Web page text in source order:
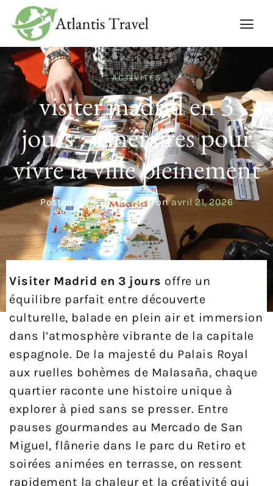
ACTIVITÉS
visiter madrid en 3
jours : itinéraires pour
vivre la ville pleinement
Posted by Fanny Gredier on avril 21, 2026
Visiter Madrid en 3 jours offre un
équilibre parfait entre découverte
culturelle, balade en plein air et immersion
dans l’atmosphère vibrante de la capitale
espagnole. De la majesté du Palais Royal
aux ruelles bohèmes de Malasaña, chaque
quartier raconte une histoire unique à
explorer à pied sans se presser. Entre
pauses gourmandes au Mercado de San
Miguel, flânerie dans le parc du Retiro et
soirées animées en terrasse, on ressent
rapidement la chaleur et la créativité qui